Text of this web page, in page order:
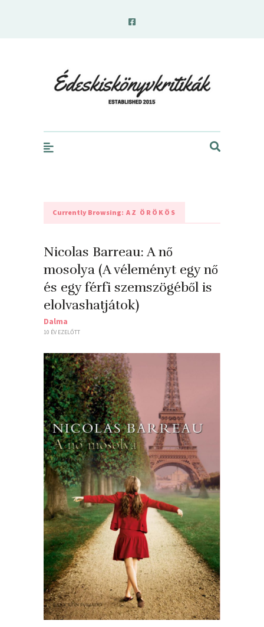
Currently Browsing: AZ ÖRÖKÖS
Nicolas Barreau: A nő
mosolya (A véleményt egy nő
és egy férfi szemszögéből is
elolvashatjátok)
Dalma
10 ÉV EZELŐTT